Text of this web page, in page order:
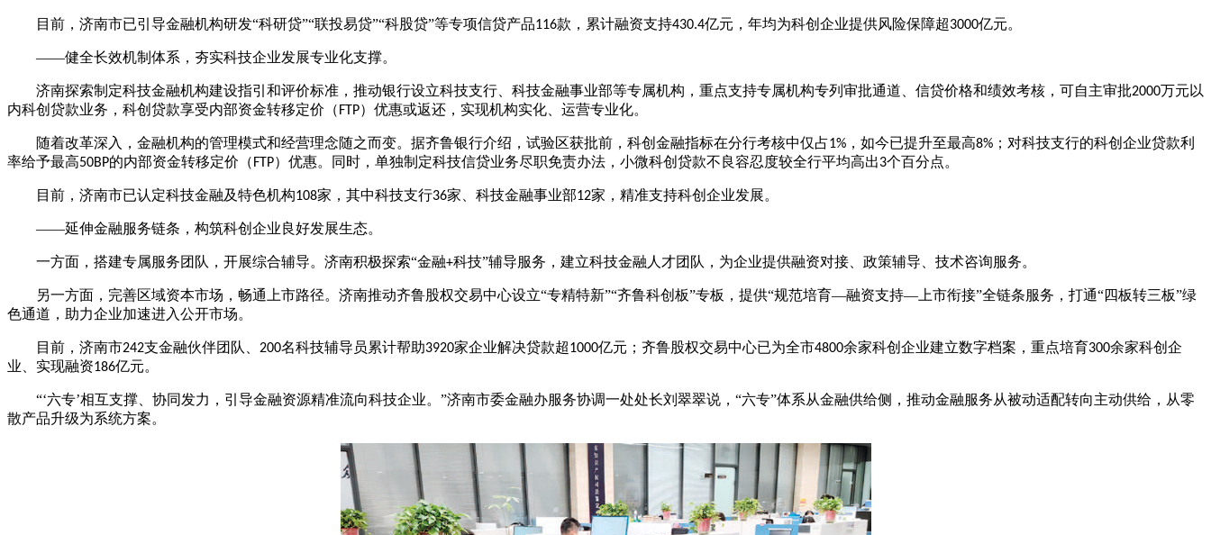
目前，济南市已引导金融机构研发“科研贷”“联投易贷”“科股贷”等专项信贷产品116款，累计融资支持430.4亿元，年均为科创企业提供风险保障超3000亿元。
——健全长效机制体系，夯实科技企业发展专业化支撑。
济南探索制定科技金融机构建设指引和评价标准，推动银行设立科技支行、科技金融事业部等专属机构，重点支持专属机构专列审批通道、信贷价格和绩效考核，可自主审批2000万元以
内科创贷款业务，科创贷款享受内部资金转移定价（ FTP）优惠或返还，实现机构实化、运营专业化。
随着改革深入，金融机构的管理模式和经营理念随之而变。据齐鲁银行介绍，试验区获批前，科创金融指标在分行考核中仅占1% ，如今已提升至最高8% ；对科技支行的科创企业贷款利
率给予最高50BP的内部资金转移定价（ FTP）优惠。同时，单独制定科技信贷业务尽职免责办法，小微科创贷款不良容忍度较全行平均高出3个百分点。
目前，济南市已认定科技金融及特色机构108家，其中科技支行36家、科技金融事业部12家，精准支持科创企业发展。
——延伸金融服务链条，构筑科创企业良好发展生态。
一方面，搭建专属服务团队，开展综合辅导。济南积极探索“金融+科技”辅导服务，建立科技金融人才团队，为企业提供融资对接、政策辅导、技术咨询服务。
另一方面，完善区域资本市场，畅通上市路径。济南推动齐鲁股权交易中心设立“专精特新”“齐鲁科创板”专板，提供“规范培育—融资支持—上市衔接”全链条服务，打通“四板转三板”绿
色通道，助力企业加速进入公开市场。
目前，济南市242支金融伙伴团队、 200名科技辅导员累计帮助3920家企业解决贷款超1000亿元；齐鲁股权交易中心已为全市4800余家科创企业建立数字档案，重点培育300余家科创企
业、实现融资186亿元。
“‘六专’相互支撑、协同发力，引导金融资源精准流向科技企业。”济南市委金融办服务协调一处处长刘翠翠说，“六专”体系从金融供给侧，推动金融服务从被动适配转向主动供给，从零
散产品升级为系统方案。